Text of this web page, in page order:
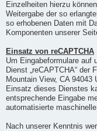
Einzelheiten hierzu
Weitergabe der so
so erhobenen Daten mit
Komponenten unserer
Einsatz von reCAPTCHA
Um Eingabeformulare auf
Dienst „reCAPTCHA“ der
Mountain View, CA 94043
Einsatz dieses Dienstes
entsprechende Eingabe
automatisierte
Nach unserer Kenntnis